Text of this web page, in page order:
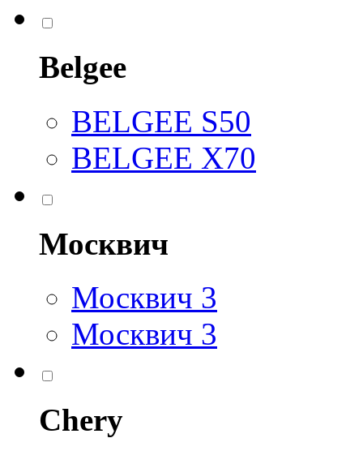
Belgee
BELGEE S50
BELGEE X70
Москвич
Москвич 3
Москвич 3
Chery